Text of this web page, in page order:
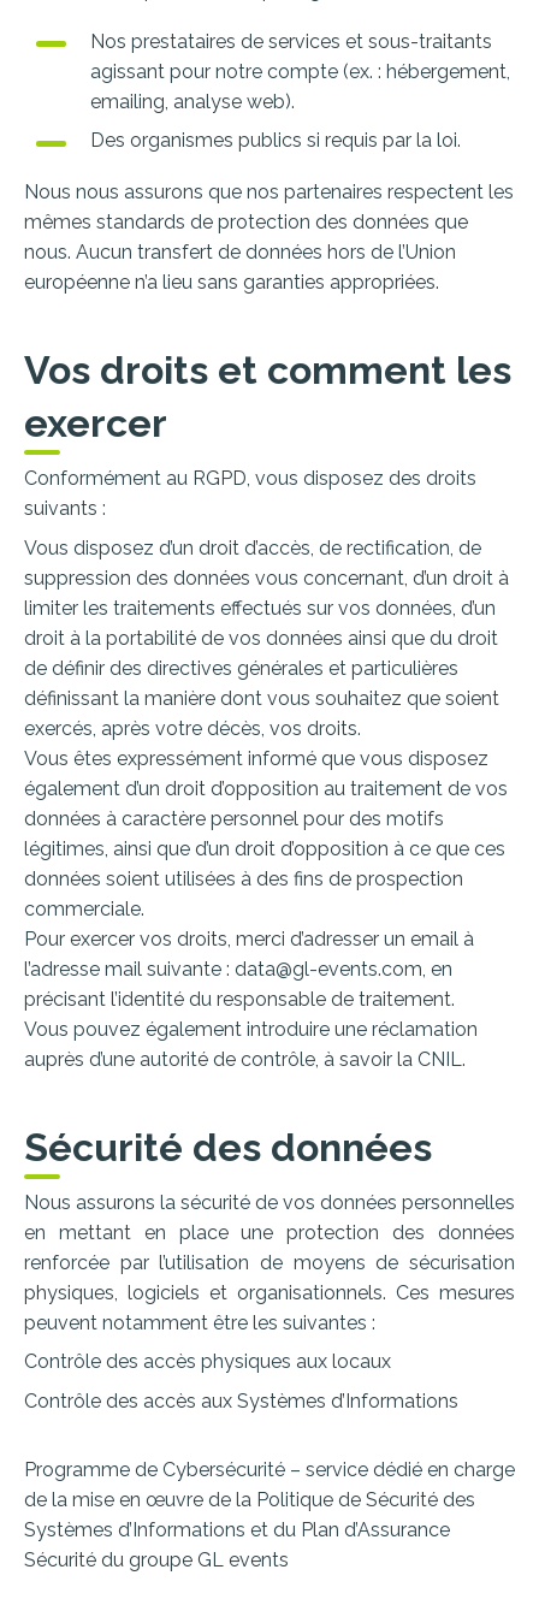
Nos prestataires de services et sous-traitants
agissant pour notre compte (ex. : hébergement,
emailing, analyse web).
Des organismes publics si requis par la loi.
Nous nous assurons que nos partenaires respectent les
mêmes standards de protection des données que
nous. Aucun transfert de données hors de l’Union
européenne n’a lieu sans garanties appropriées.
Vos droits et comment les
exercer
Conformément au RGPD, vous disposez des droits
suivants :
Vous disposez d’un droit d’accès, de rectification, de
suppression des données vous concernant, d’un droit à
limiter les traitements effectués sur vos données, d’un
droit à la portabilité de vos données ainsi que du droit
de définir des directives générales et particulières
définissant la manière dont vous souhaitez que soient
exercés, après votre décès, vos droits.
Vous êtes expressément informé que vous disposez
également d’un droit d’opposition au traitement de vos
données à caractère personnel pour des motifs
légitimes, ainsi que d’un droit d’opposition à ce que ces
données soient utilisées à des fins de prospection
commerciale.
Pour exercer vos droits, merci d’adresser un email à
l’adresse mail suivante : data@gl-events.com, en
précisant l’identité du responsable de traitement.
Vous pouvez également introduire une réclamation
auprès d’une autorité de contrôle, à savoir la CNIL.
Sécurité des données
Nous assurons la sécurité de vos données personnelles
en mettant en place une protection des données
renforcée par l’utilisation de moyens de sécurisation
physiques, logiciels et organisationnels. Ces mesures
peuvent notamment être les suivantes :
Contrôle des accès physiques aux locaux
Contrôle des accès aux Systèmes d’Informations
Programme de Cybersécurité – service dédié en charge
de la mise en œuvre de la Politique de Sécurité des
Systèmes d’Informations et du Plan d’Assurance
Sécurité du groupe GL events